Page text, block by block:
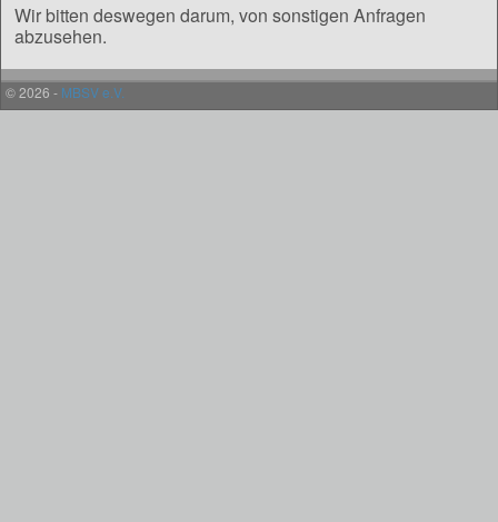
Wir bitten deswegen darum, von sonstigen Anfragen
abzusehen.
© 2026 - MBSV e.V.